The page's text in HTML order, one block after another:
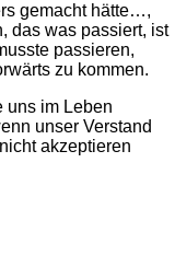
gemacht hätte…,
das was passiert, ist
passieren,
zu kommen.
uns im Leben
unser Verstand
akzeptieren